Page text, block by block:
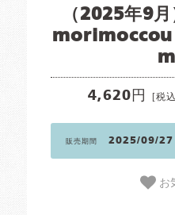
（2025年9
4,620円 [税
販売期間 2025/09/
お